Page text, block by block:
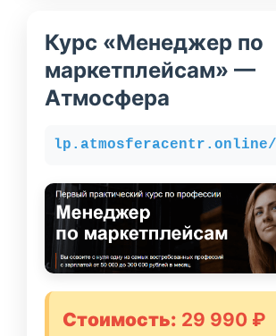
Курс «Менеджер по
маркетплейсам» —
Атмосфера
lp.atmosferacentr.online/
Стоимость: 29 990 ₽